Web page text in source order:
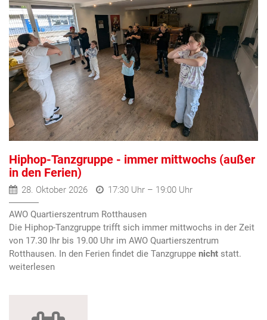
Hiphop-Tanzgruppe - immer mittwochs (außer
in den Ferien)
28. Oktober 2026 17:30 Uhr – 19:00 Uhr
AWO Quartierszentrum Rotthausen
Die Hiphop-Tanzgruppe trifft sich immer mittwochs in der Zeit
von 17.30 Ihr bis 19.00 Uhr im AWO Quartierszentrum
Rotthausen. In den Ferien findet die Tanzgruppe nicht statt.